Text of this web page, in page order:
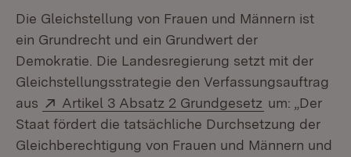
Die Gleichstellung von Frauen und Männern ist
ein Grundrecht und ein Grundwert der
Demokratie. Die Landesregierung setzt mit der
Gleichstellungsstrategie den Verfassungsauftrag
aus
Extern:
Artikel 3 Absatz 2 Grundgesetz (Öffnet in
um: „Der
Staat fördert die tatsächliche Durchsetzung der
Gleichberechtigung von Frauen und Männern und